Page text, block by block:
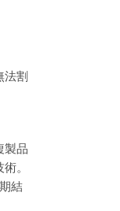
法割
製品
。
結